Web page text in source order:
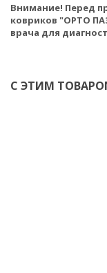
Внимание! Перед
ковриков "ОРТО
врача для
С ЭТИМ